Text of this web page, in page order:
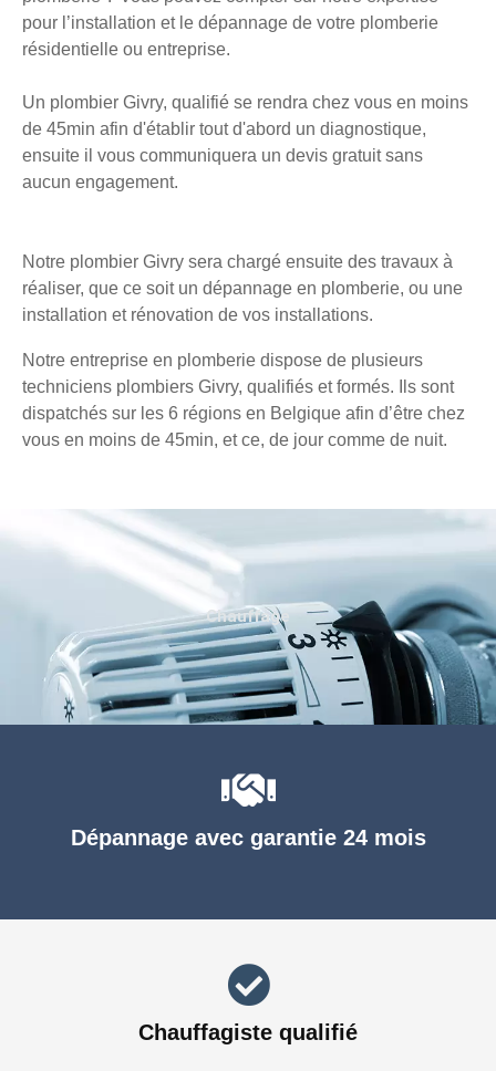
pour l’installation et le dépannage de votre plomberie
résidentielle ou entreprise.
Un plombier Givry, qualifié se rendra chez vous en moins
de 45min afin d'établir tout d'abord un diagnostique,
ensuite il vous communiquera un devis gratuit sans
aucun engagement.
Notre plombier Givry sera chargé ensuite des travaux à
réaliser, que ce soit un dépannage en plomberie, ou une
installation et rénovation de vos installations.
Notre entreprise en plomberie dispose de plusieurs
techniciens plombiers Givry, qualifiés et formés. Ils sont
dispatchés sur les 6 régions en Belgique afin d’être chez
vous en moins de 45min, et ce, de jour comme de nuit.
Dépannage avec garantie 24 mois
Chauffagiste qualifié
Chauffage